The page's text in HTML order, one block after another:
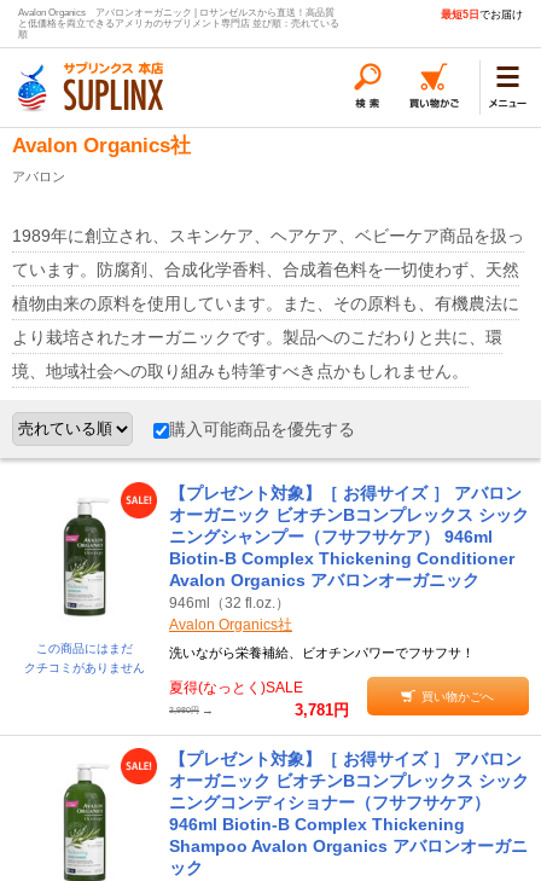
Avalon Organics アバロンオーガニック | ロサンゼルスから直送！高品質
と低価格を両立できるアメリカのサプリメント専門店 並び順：売れている
順
最短5日 でお届け
Avalon Organics社
アバロン
1989年に創立され、スキンケア、ヘアケア、ベビーケア商品を扱っ
ています。防腐剤、合成化学香料、合成着色料を一切使わず、天然
植物由来の原料を使用しています。また、その原料も、有機農法に
より栽培されたオーガニックです。製品へのこだわりと共に、環
境、地域社会への取り組みも特筆すべき点かもしれません。
購入可能商品を優先する
この商品にはまだ
クチコミがありません
【プレゼント対象】［ お得サイズ ］ アバロン
オーガニック ビオチンBコンプレックス シック
ニングシャンプー（フサフサケア） 946ml
Biotin-B Complex Thickening Conditioner
Avalon Organics アバロンオーガニック
946ml（32 fl.oz.）
Avalon Organics社
洗いながら栄養補給、ビオチンパワーでフサフサ！
夏得(なっとく)SALE
3,980円 → 3,781円
買い物かごへ
【プレゼント対象】［ お得サイズ ］ アバロン
オーガニック ビオチンBコンプレックス シック
ニングコンディショナー（フサフサケア）
946ml Biotin-B Complex Thickening
Shampoo Avalon Organics アバロンオーガニ
ック